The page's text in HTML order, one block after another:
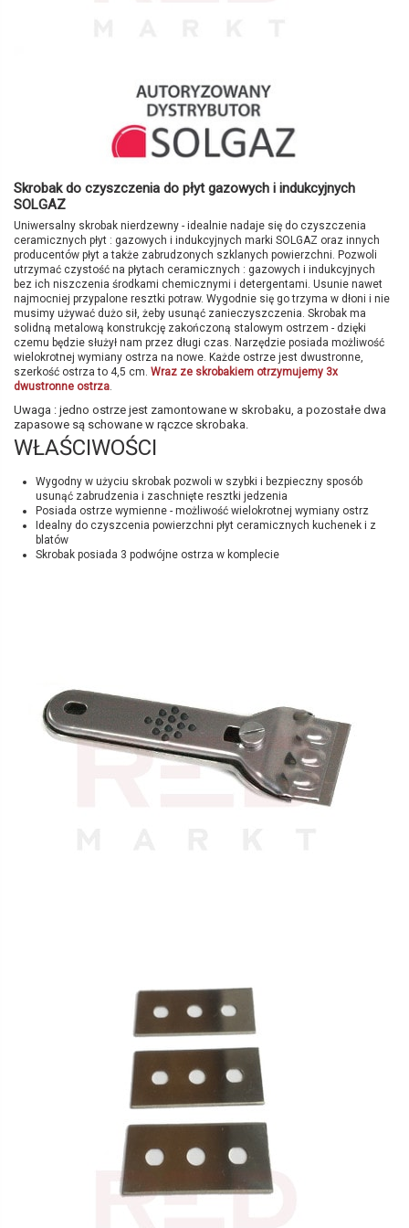
Skrobak do czyszczenia do płyt gazowych i indukcyjnych
SOLGAZ
Uniwersalny skrobak nierdzewny - idealnie nadaje się do czyszczenia
ceramicznych płyt : gazowych i indukcyjnych marki SOLGAZ oraz innych
producentów płyt a także zabrudzonych szklanych powierzchni. Pozwoli
utrzymać czystość na płytach ceramicznych : gazowych i indukcyjnych
bez ich niszczenia środkami chemicznymi i detergentami. Usunie nawet
najmocniej przypalone resztki potraw. Wygodnie się go trzyma w dłoni i nie
musimy używać dużo sił, żeby usunąć zanieczyszczenia. Skrobak ma
solidną metalową konstrukcję zakończoną stalowym ostrzem - dzięki
czemu będzie służył nam przez długi czas. Narzędzie posiada możliwość
wielokrotnej wymiany ostrza na nowe. Każde ostrze jest dwustronne,
szerkość ostrza to 4,5 cm. Wraz ze skrobakiem otrzymujemy 3x
dwustronne ostrza.
Uwaga : jedno ostrze jest zamontowane w skrobaku, a pozostałe dwa
zapasowe są schowane w rączce skrobaka.
WŁAŚCIWOŚCI
Wygodny w użyciu skrobak pozwoli w szybki i bezpieczny sposób
usunąć zabrudzenia i zaschnięte resztki jedzenia
Posiada ostrze wymienne - możliwość wielokrotnej wymiany ostrz
Idealny do czyszcenia powierzchni płyt ceramicznych kuchenek i z
blatów
Skrobak posiada 3 podwójne ostrza w komplecie